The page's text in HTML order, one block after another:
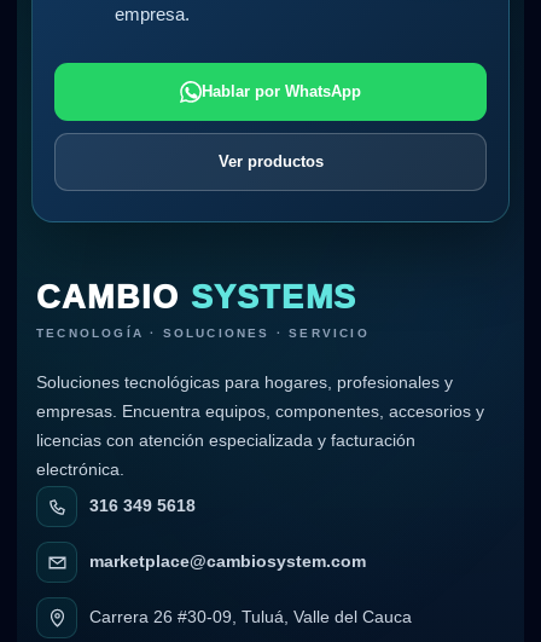
empresa.
Hablar por WhatsApp
Ver productos
CAMBIO SYSTEMS
TECNOLOGÍA · SOLUCIONES · SERVICIO
Soluciones tecnológicas para hogares, profesionales y
empresas. Encuentra equipos, componentes, accesorios y
licencias con atención especializada y facturación
electrónica.
316 349 5618
marketplace@cambiosystem.com
Carrera 26 #30-09, Tuluá, Valle del Cauca